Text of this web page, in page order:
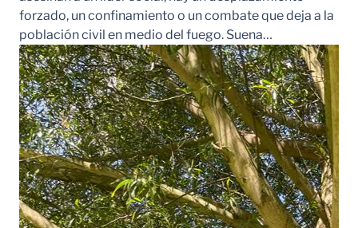
forzado, un confinamiento o un combate que deja a la
población civil en medio del fuego. Suena…